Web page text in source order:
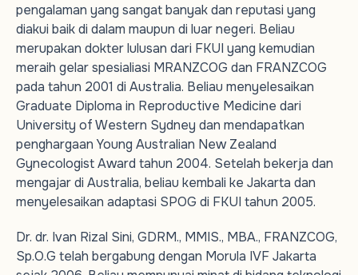
pengalaman yang sangat banyak dan reputasi yang
diakui baik di dalam maupun di luar negeri. Beliau
merupakan dokter lulusan dari FKUI yang kemudian
meraih gelar spesialiasi MRANZCOG dan FRANZCOG
pada tahun 2001 di Australia. Beliau menyelesaikan
Graduate Diploma in Reproductive Medicine dari
University of Western Sydney dan mendapatkan
penghargaan Young Australian New Zealand
Gynecologist Award tahun 2004. Setelah bekerja dan
mengajar di Australia, beliau kembali ke Jakarta dan
menyelesaikan adaptasi SPOG di FKUI tahun 2005.
Dr. dr. Ivan Rizal Sini, GDRM., MMIS., MBA., FRANZCOG,
Sp.O.G telah bergabung dengan Morula IVF Jakarta